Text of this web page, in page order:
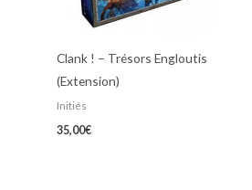
Clank ! – Trésors Engloutis
(Extension)
Initiés
35,00€